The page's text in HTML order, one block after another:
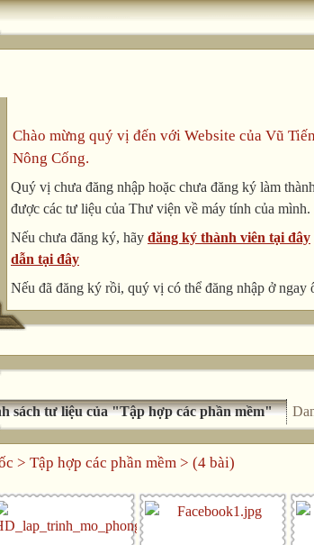
Chào mừng quý vị đến với Website của Vũ
Nông Cống.
Quý vị chưa đăng nhập hoặc chưa đăng ký làm
được các tư liệu của Thư viện về máy tính của mình.
Nếu chưa đăng ký, hãy đăng ký thành viên tại đây
dẫn tại đây
Nếu đã đăng ký rồi, quý vị có thể đăng nhập ở ngay
sách tư liệu của "Tập hợp các phần mềm"
> Tập hợp các phần mềm > (4 bài)